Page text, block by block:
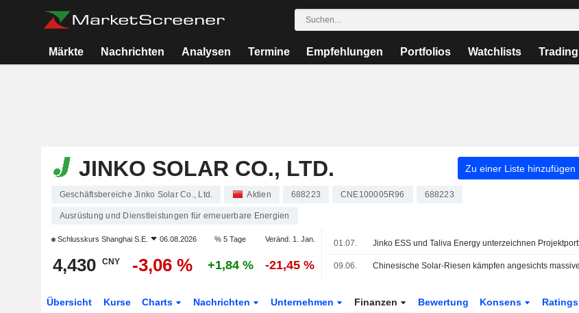
Märkte Nachrichten Analysen Termine Empfehlungen Portfolios Watchlists Trading
JINKO SOLAR CO., LTD. Zu einer Liste hinzufügen
Geschäftsbereiche Jinko Solar Co., Ltd. Aktien 688223 CNE100005R96 688223
Ausrüstung und Dienstleistungen für erneuerbare Energien
Schlusskurs Shanghai S.E. 06.08.2026 % 5 Tage Veränd. 1. Jan.
4,430 CNY -3,06 % +1,84 % -21,45 %
01.07.
09.06.
Übersicht Kurse Charts Nachrichten Unternehmen Finanzen Bewertung Konsens Ratings